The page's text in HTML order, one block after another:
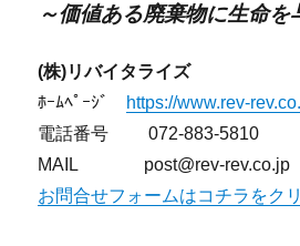
～価値ある廃棄物に生命を
(株)リバイタライズ
ﾎｰﾑﾍﾟｰｼﾞ https://www.rev-
電話番号 072-883-5810
MAIL post@rev-rev.co.jp
お問合せフォームはコチラをク